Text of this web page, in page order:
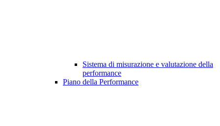
Sistema di misurazione e valutazione della
performance
Piano della Performance